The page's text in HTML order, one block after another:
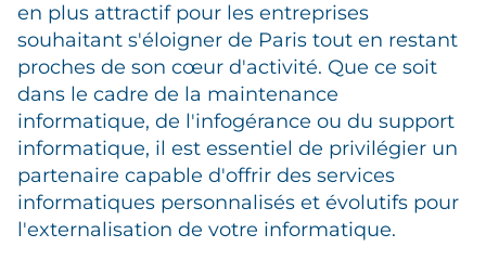
en plus attractif pour les entreprises
souhaitant s'éloigner de Paris tout en restant
proches de son cœur d'activité. Que ce soit
dans le cadre de la maintenance
informatique, de l'infogérance ou du support
informatique, il est essentiel de privilégier un
partenaire capable d'offrir des services
informatiques personnalisés et évolutifs pour
l'externalisation de votre informatique.